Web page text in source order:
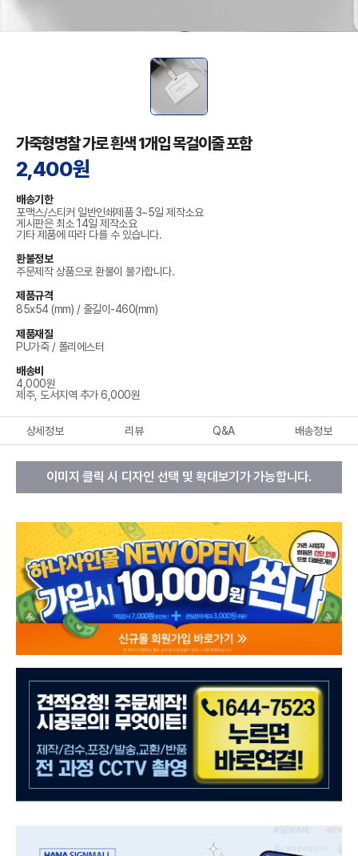
가죽형명찰 가로 흰색 1개입 목걸이줄 포함
2,400원
배송기한
포맥스/스티커 일반인쇄제품 3~5일 제작소요
게시판은 최소 14일 제작소요
기타 제품에 따라 다를 수 있습니다.
환불정보
주문제작 상품으로 환불이 불가합니다.
제품규격
85x54 (mm) / 줄길이-460(mm)
제품재질
PU가죽 / 폴리에스터
배송비
4,000원
제주, 도서지역 추가 6,000원
상세정보 리뷰 Q&A 배송정보
이미지 클릭 시 디자인 선택 및 확대보기가 가능합니다.